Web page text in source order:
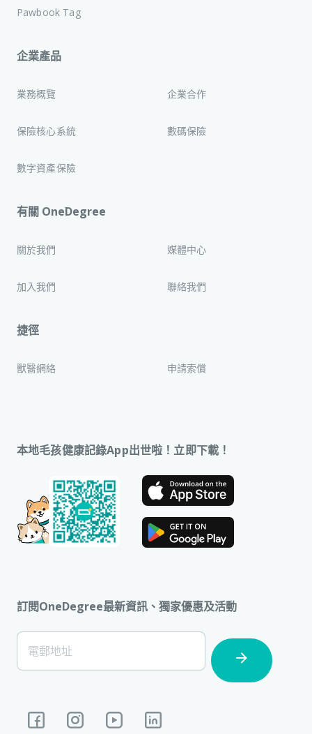
Pawbook Tag
企業產品
業務概覽 企業合作
保險核心系統 數碼保險
數字資產保險
有關 OneDegree
關於我們 媒體中心
加入我們 聯絡我們
捷徑
獸醫網絡 申請索償
本地毛孩健康記錄App出世啦！立即下載！
訂閱OneDegree最新資訊、獨家優惠及活動
[Footer]
Subscription
電郵地址